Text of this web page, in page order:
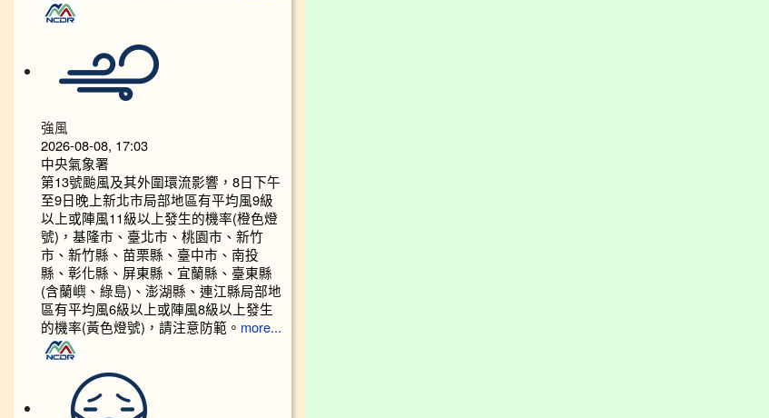
強風
2026-08-08, 17:03
中央氣象署
第13號颱風及其外圍環流影響，8日下午
至9日晚上新北市局部地區有平均風9級
以上或陣風11級以上發生的機率(橙色燈
號)，基隆市、臺北市、桃園市、新竹
市、新竹縣、苗栗縣、臺中市、南投
縣、彰化縣、屏東縣、宜蘭縣、臺東縣
(含蘭嶼、綠島)、澎湖縣、連江縣局部地
區有平均風6級以上或陣風8級以上發生
的機率(黃色燈號)，請注意防範。 more...